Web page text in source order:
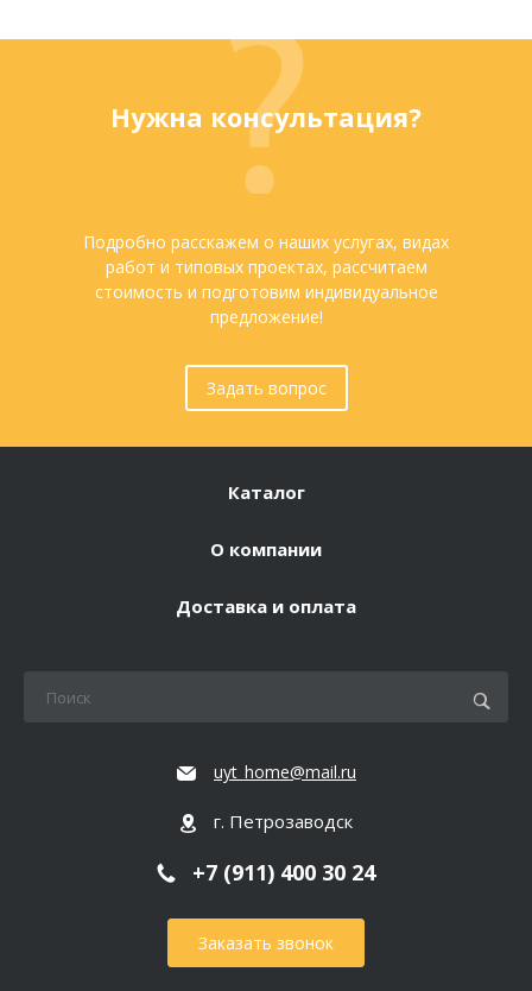
Нужна консультация?
Подробно расскажем о наших услугах, видах
работ и типовых проектах, рассчитаем
стоимость и подготовим индивидуальное
предложение!
Задать вопрос
Каталог
О компании
Доставка и оплата
uyt_home@mail.ru
г. Петрозаводск
+7 (911) 400 30 24
Заказать звонок